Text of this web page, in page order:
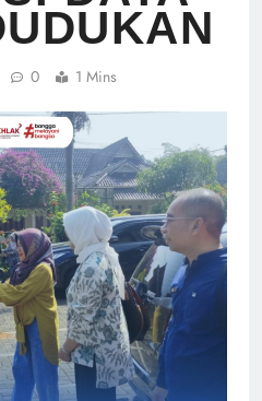
0 1 Mins